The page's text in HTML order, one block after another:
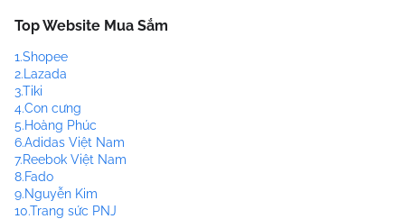
Top Website Mua Sắm
1.Shopee
2.Lazada
3.Tiki
4.Con cưng
5.Hoàng Phúc
6.Adidas Việt Nam
7.Reebok Việt Nam
8.Fado
9.Nguyễn Kim
10.Trang sức PNJ